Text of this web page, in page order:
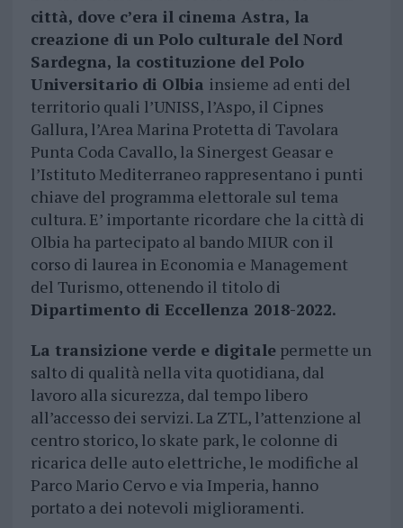
città, dove c’era il cinema Astra, la
creazione di un Polo culturale del Nord
Sardegna, la costituzione del Polo
Universitario di Olbia insieme ad enti del
territorio quali l’UNISS, l’Aspo, il Cipnes
Gallura, l’Area Marina Protetta di Tavolara
Punta Coda Cavallo, la Sinergest Geasar e
l’Istituto Mediterraneo rappresentano i punti
chiave del programma elettorale sul tema
cultura. E’ importante ricordare che la città di
Olbia ha partecipato al bando MIUR con il
corso di laurea in Economia e Management
del Turismo, ottenendo il titolo di
Dipartimento di Eccellenza 2018-2022.
La transizione verde e digitalepermette un
salto di qualità nella vita quotidiana, dal
lavoro alla sicurezza, dal tempo libero
all’accesso dei servizi. La ZTL, l’attenzione al
centro storico, lo skate park, le colonne di
ricarica delle auto elettriche, le modifiche al
Parco Mario Cervo e via Imperia, hanno
portato a dei notevoli miglioramenti.